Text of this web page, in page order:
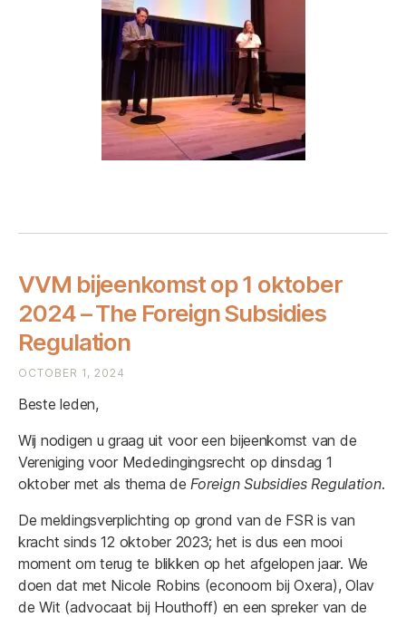
VVM bijeenkomst op 1 oktober
2024 – The Foreign Subsidies
Regulation
OCTOBER 1, 2024
Beste leden,
Wij nodigen u graag uit voor een bijeenkomst van de
Vereniging voor Mededingingsrecht op dinsdag 1
oktober met als thema deForeign Subsidies Regulation.
De meldingsverplichting op grond van de FSR is van
kracht sinds 12 oktober 2023; het is dus een mooi
moment om terug te blikken op het afgelopen jaar. We
doen dat met Nicole Robins (econoom bij Oxera), Olav
de Wit (advocaat bij Houthoff) en een spreker van de